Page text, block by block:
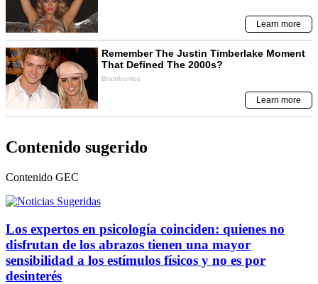
Contenido sugerido
Contenido GEC
Los expertos en psicología coinciden: quienes no
disfrutan de los abrazos tienen una mayor
sensibilidad a los estímulos físicos y no es por
desinterés